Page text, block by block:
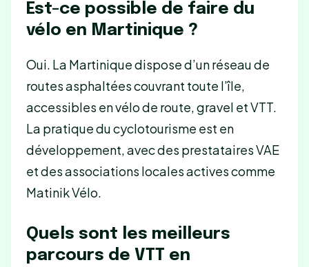
Est-ce possible de faire du
vélo en Martinique ?
Oui. La Martinique dispose d’un réseau de
routes asphaltées couvrant toute l’île,
accessibles en vélo de route, gravel et VTT.
La pratique du cyclotourisme est en
développement, avec des prestataires VAE
et des associations locales actives comme
Matinik Vélo.
Quels sont les meilleurs
parcours de VTT en